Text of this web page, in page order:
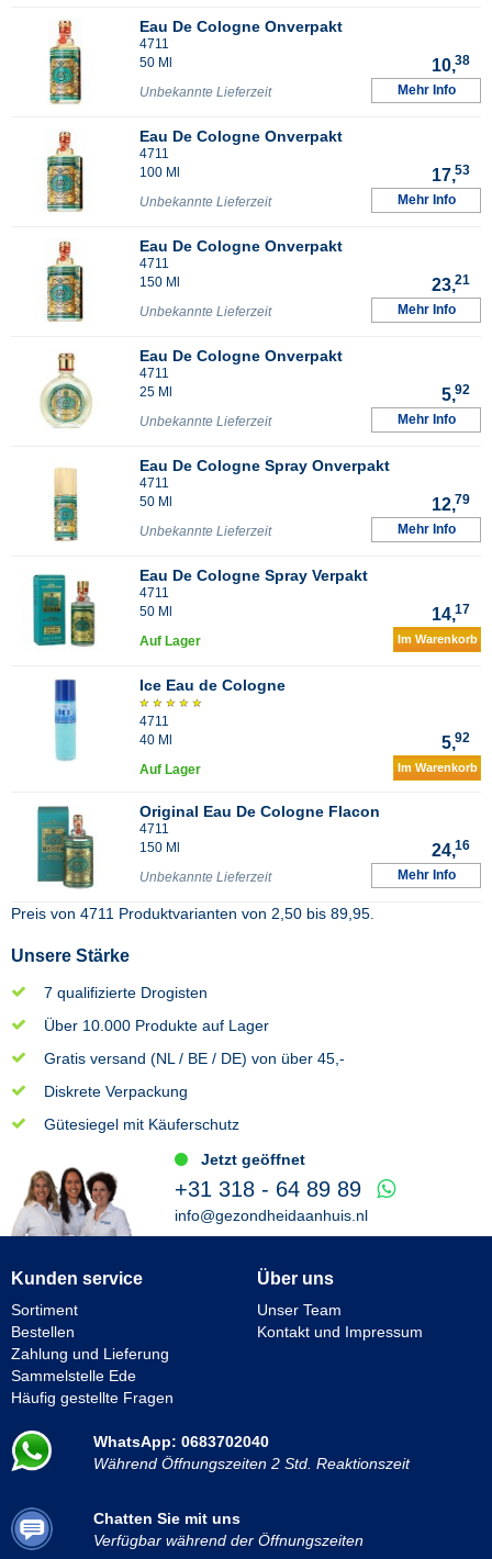
Eau De Cologne Onverpakt
4711
50 Ml
10,38
Unbekannte Lieferzeit Mehr Info
Eau De Cologne Onverpakt
4711
100 Ml
17,53
Unbekannte Lieferzeit Mehr Info
Eau De Cologne Onverpakt
4711
150 Ml
23,21
Unbekannte Lieferzeit Mehr Info
Eau De Cologne Onverpakt
4711
25 Ml
5,92
Unbekannte Lieferzeit Mehr Info
Eau De Cologne Spray Onverpakt
4711
50 Ml
12,79
Unbekannte Lieferzeit Mehr Info
Eau De Cologne Spray Verpakt
4711
50 Ml
14,17
Auf Lager Im Warenkorb
Ice Eau de Cologne
4711
40 Ml
5,92
Auf Lager Im Warenkorb
Original Eau De Cologne Flacon
4711
150 Ml
24,16
Unbekannte Lieferzeit Mehr Info
Preis von 4711 Produktvarianten von 2,50 bis 89,95
Unsere Stärke
7 qualifizierte Drogisten
Über 10.000 Produkte auf Lager
Gratis versand (NL / BE / DE) von über 45,-
Diskrete Verpackung
Gütesiegel mit Käuferschutz
Jetzt geöffnet
+31 318 - 64 89 89
info@gezondheidaanhuis.nl
Kunden service
Sortiment
Bestellen
Zahlung und Lieferung
Sammelstelle Ede
Häufig gestellte Fragen
Über uns
Unser Team
Kontakt und Impressum
WhatsApp: 0683702040
Während Öffnungszeiten 2 Std. Reaktionszeit
Chatten Sie mit uns
Verfügbar während der Öffnungszeiten